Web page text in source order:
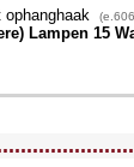
Lampen 15